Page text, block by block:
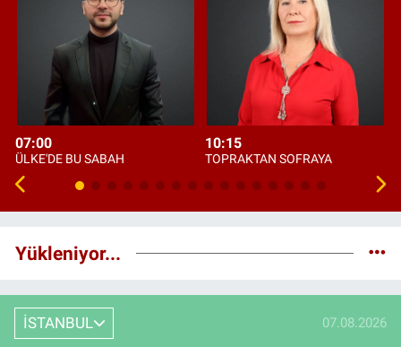
07:00
ÜLKE'DE BU SABAH
10:15
TOPRAKTAN SOFRAYA
Yükleniyor...
İSTANBUL 07.08.2026